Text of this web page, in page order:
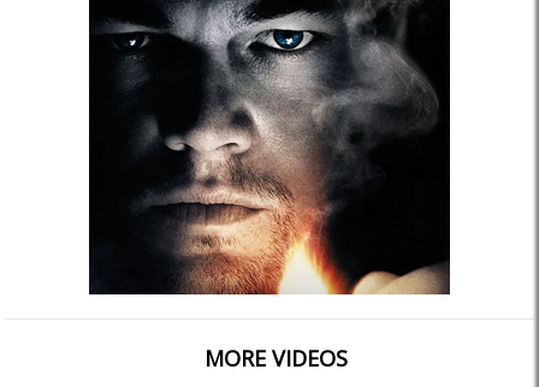
MORE VIDEOS